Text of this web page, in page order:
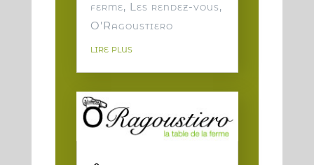
ferme, Les rendez-vous,
O'Ragoustiero
lire plus